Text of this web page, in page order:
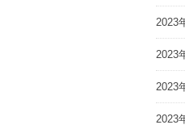
2023
2023
2023
2023